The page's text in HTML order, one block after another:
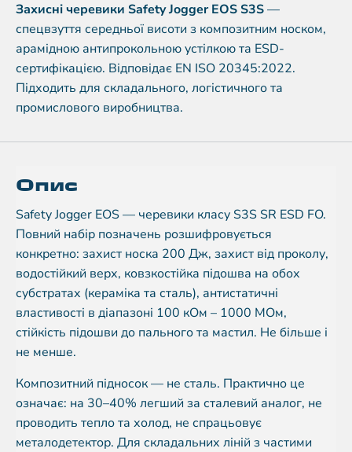
Захисні черевики Safety Jogger EOS S3S—
спецвзуття середньої висоти з композитним носком,
арамідною антипрокольною устілкою та ESD-
сертифікацією. Відповідає EN ISO 20345:2022.
Підходить для складального, логістичного та
промислового виробництва.
Опис
Safety Jogger EOS — черевики класу S3S SR ESD FO.
Повний набір позначень розшифровується
конкретно: захист носка 200 Дж, захист від проколу,
водостійкий верх, ковзкостійка підошва на обох
субстратах (кераміка та сталь), антистатичні
властивості в діапазоні 100 кОм – 1000 МОм,
стійкість підошви до пального та мастил. Не більше і
не менше.
Композитний підносок — не сталь. Практично це
означає: на 30–40% легший за сталевий аналог, не
проводить тепло та холод, не спрацьовує
металодетектор. Для складальних ліній з частими